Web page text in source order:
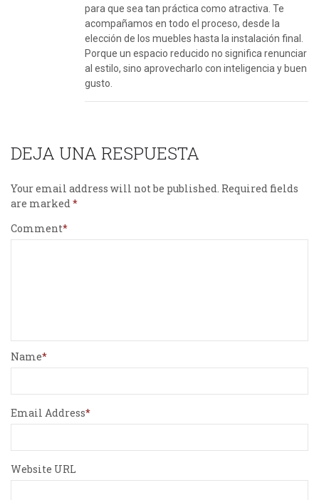
para que sea tan práctica como atractiva. Te
acompañamos en todo el proceso, desde la
elección de los muebles hasta la instalación final.
Porque un espacio reducido no significa renunciar
al estilo, sino aprovecharlo con inteligencia y buen
gusto.
DEJA UNA RESPUESTA
Your email address will not be published. Required fields
are marked
Comment
Name
Email Address
Website URL